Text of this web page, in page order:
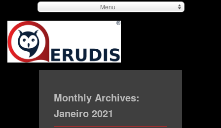
Menu
Monthly Archives:
Janeiro 2021